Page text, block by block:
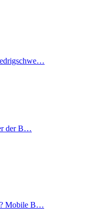
der B…
Mobile B…